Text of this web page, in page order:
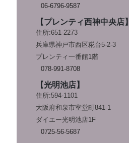
06-6796-9587
【プレンティ西神中央店】
住所:651-2273
兵庫県神戸市西区糀台5-2-3
プレンティ一番館1階
078-991-8708
【光明池店】
住所:594-1101
大阪府和泉市室堂町841-1
ダイエー光明池店1F
0725-56-5687